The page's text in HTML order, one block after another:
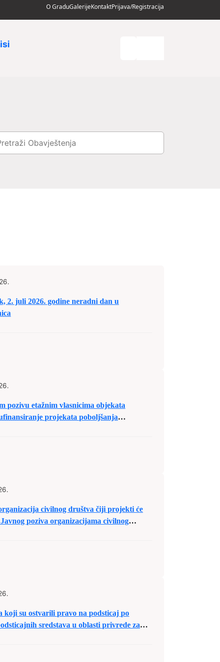
O GraduGalerijeKontaktPrijava/Registracija
2. juli 2026. godine neradni dan u
pozivu etažnim vlasnicima objekata
projekata poboljšanja
civilnog društva čiji projekti će
poziva organizacijama civilnog
koji su ostvarili pravo na podsticaj po
sredstava u oblasti privrede za